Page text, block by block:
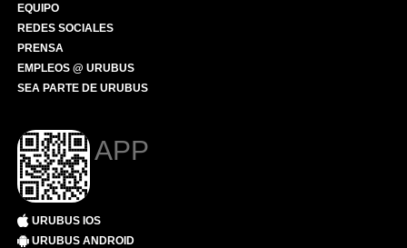
EQUIPO
REDES SOCIALES
PRENSA
EMPLEOS @ URUBUS
SEA PARTE DE URUBUS
APP
URUBUS IOS
URUBUS ANDROID